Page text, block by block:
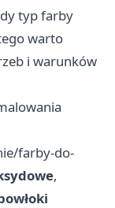
typ farby
warto
i warunków
farby-do-
,